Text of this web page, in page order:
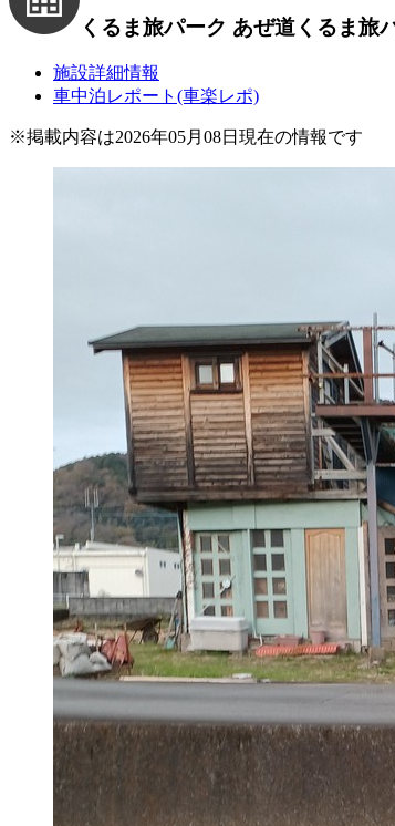
くるま旅パーク あぜ道 くるま旅
施設詳細情報
車中泊レポート(車楽レポ)
※掲載内容は2026年05月08日現在の情報です